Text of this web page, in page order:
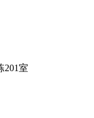
201室